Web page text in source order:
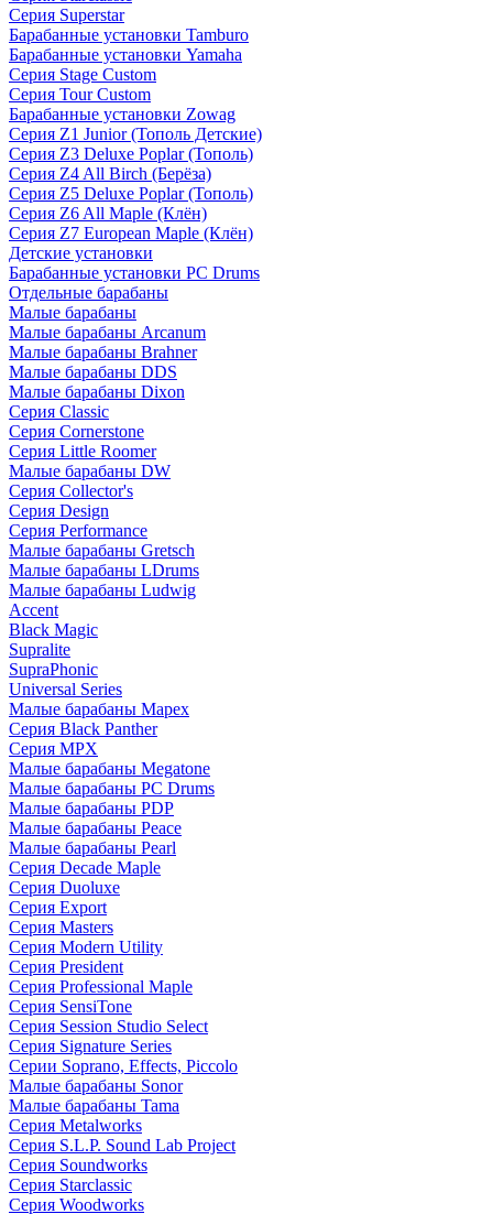
Серия Superstar
Барабанные установки Tamburo
Барабанные установки Yamaha
Серия Stage Custom
Серия Tour Custom
Барабанные установки Zowag
Серия Z1 Junior (Тополь Детские)
Серия Z3 Deluxe Poplar (Тополь)
Серия Z4 All Birch (Берёза)
Серия Z5 Deluxe Poplar (Тополь)
Серия Z6 All Maple (Клён)
Серия Z7 European Maple (Клён)
Детские установки
Барабанные установки PC Drums
Отдельные барабаны
Малые барабаны
Малые барабаны Arcanum
Малые барабаны Brahner
Малые барабаны DDS
Малые барабаны Dixon
Серия Classic
Серия Cornerstone
Серия Little Roomer
Малые барабаны DW
Серия Collector's
Серия Design
Серия Performance
Малые барабаны Gretsch
Малые барабаны LDrums
Малые барабаны Ludwig
Accent
Black Magic
Supralite
SupraPhonic
Universal Series
Малые барабаны Mapex
Серия Black Panther
Серия MPX
Малые барабаны Megatone
Малые барабаны PC Drums
Малые барабаны PDP
Малые барабаны Peace
Малые барабаны Pearl
Серия Decade Maple
Серия Duoluxe
Серия Export
Серия Masters
Серия Modern Utility
Серия President
Серия Professional Maple
Серия SensiTone
Серия Session Studio Select
Серия Signature Series
Серии Soprano, Effects, Piccolo
Малые барабаны Sonor
Малые барабаны Tama
Серия Metalworks
Серия S.L.P. Sound Lab Project
Серия Soundworks
Серия Starclassic
Серия Woodworks